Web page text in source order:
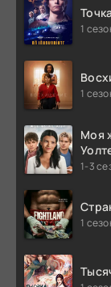
1
1
Моя
1-3
1